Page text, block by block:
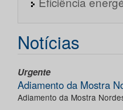
Notícias
Urgente
Adiamento da Mostra
Adiamento da Mostra